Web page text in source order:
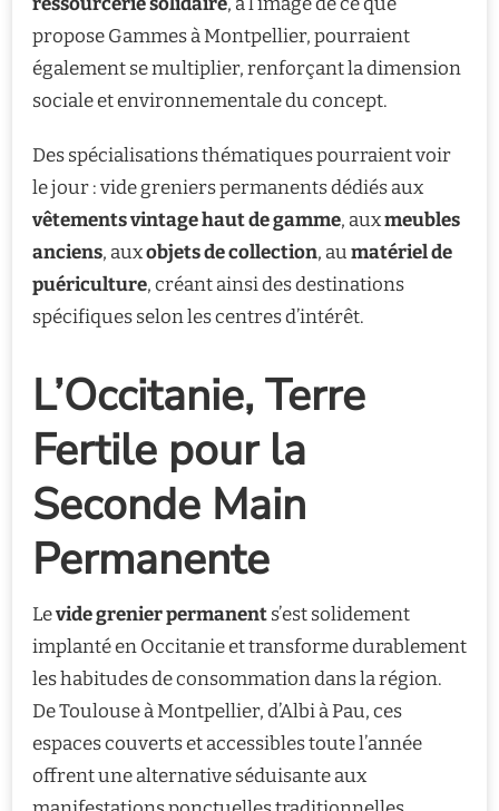
propose Gammes à Montpellier, pourraient
également se multiplier, renforçant la dimension
sociale et environnementale du concept.
Des spécialisations thématiques pourraient voir
le jour : vide greniers permanents dédiés aux
vêtements vintage haut de gamme, auxmeubles
anciens, auxobjets de collection, aumatériel de
puériculture, créant ainsi des destinations
spécifiques selon les centres d’intérêt.
L’Occitanie, Terre
Fertile pour la
Seconde Main
Permanente
Levide grenier permanents’est solidement
implanté en Occitanie et transforme durablement
les habitudes de consommation dans la région.
De Toulouse à Montpellier, d’Albi à Pau, ces
espaces couverts et accessibles toute l’année
offrent une alternative séduisante aux